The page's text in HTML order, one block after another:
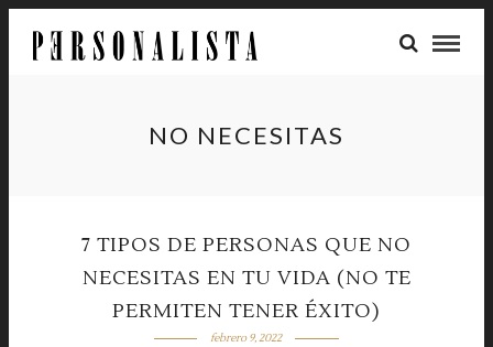
NO NECESITAS
7 TIPOS DE PERSONAS QUE NO
NECESITAS EN TU VIDA (NO TE
PERMITEN TENER ÉXITO)
febrero 9, 2022